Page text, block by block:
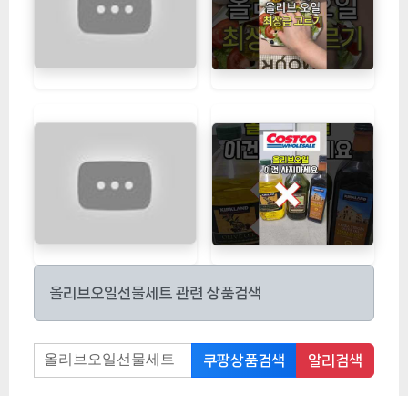
올리브오일선물세트 관련 상품검색
쿠팡상품검색 알리검색